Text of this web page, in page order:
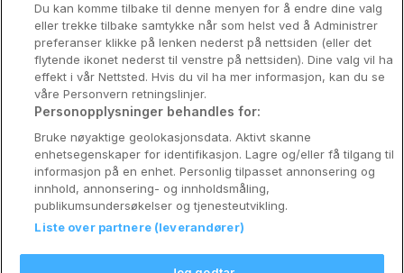
Konkurranse
Koselig avbrekk
Velvære i var
Premiumhotell
Venninnetur
Reservasjonsspørsmål:
Du kan komme tilbake til denne menyen for å endre dine valg
eller trekke tilbake samtykke når som helst ved å Administrer
preferanser klikke på lenken nederst på nettsiden (eller det
flytende ikonet nederst til venstre på nettsiden). Dine valg vil ha
effekt i vår Nettsted. Hvis du vil ha mer informasjon, kan du se
våre Personvern retningslinjer.
Personopplysninger behandles for:
Bruke nøyaktige geolokasjonsdata. Aktivt skanne
enhetsegenskaper for identifikasjon. Lagre og/eller få tilgang til
informasjon på en enhet. Personlig tilpasset annonsering og
innhold, annonsering- og innholdsmåling,
publikumsundersøkelser og tjenesteutvikling.
Liste over partnere (leverandører)